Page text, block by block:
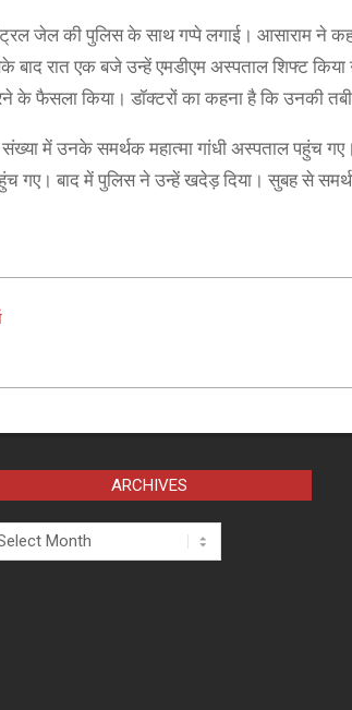
जेल की पुलिस के साथ गप्पे लगाई। आसाराम ने
रात एक बजे उन्हें एमडीएम अस्पताल शिफ्ट किया
के फैसला किया। डॉक्टरों का कहना है कि उनकी
में उनके समर्थक महात्मा गांधी अस्पताल पहुंच
गए। बाद में पुलिस ने उन्हें खदेड़ दिया। सुबह से
ARCHIVES